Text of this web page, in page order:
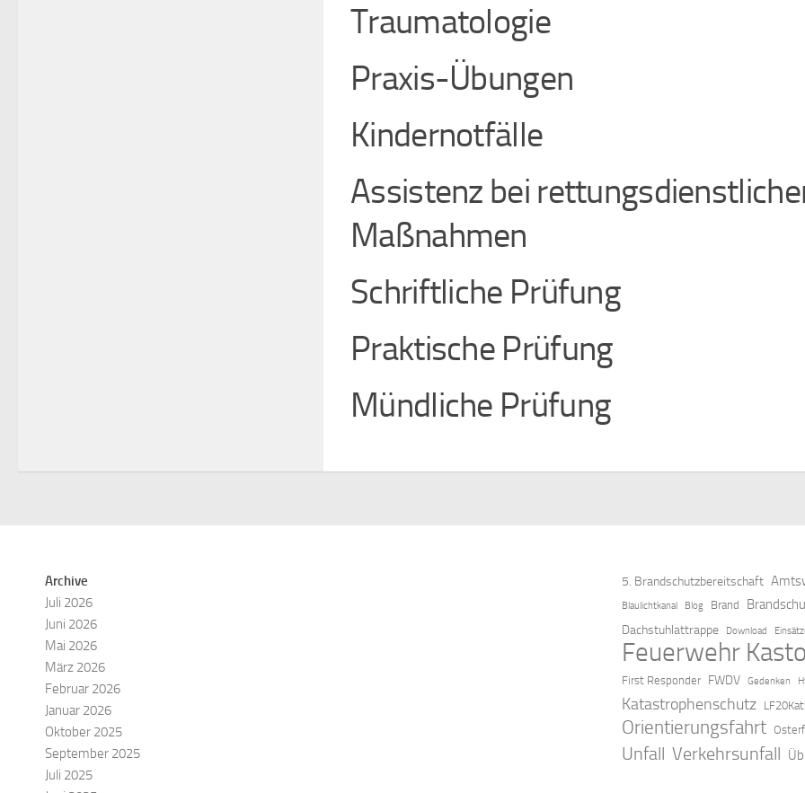
Traumatologie
Praxis-Übungen
Kindernotfälle
Assistenz bei
Maßnahmen
Schriftliche Prüfung
Praktische Prüfung
Mündliche Prüfung
Archive
Juli 2026
Juni 2026
Mai 2026
März 2026
Februar 2026
Januar 2026
Oktober 2025
September 2025
Juli 2025
5. Brandschutzbereitschaft
Blaulichtkanal Blog Brand
Dachstuhlattrappe Download
Feuerwehr
First Responder FWDV Gedenken
Katastrophenschutz
Orientierungsfahrt
Unfall Verkehrsunfall